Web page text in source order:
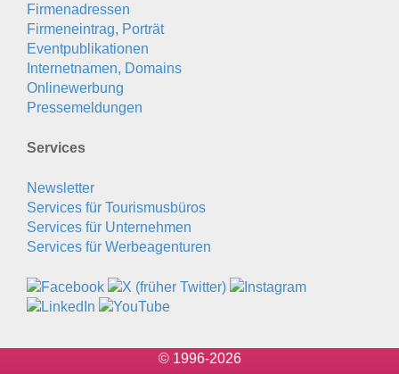
Firmenadressen
Firmeneintrag, Porträt
Eventpublikationen
Internetnamen, Domains
Onlinewerbung
Pressemeldungen
Services
Newsletter
Services für Tourismusbüros
Services für Unternehmen
Services für Werbeagenturen
© 1996-2026